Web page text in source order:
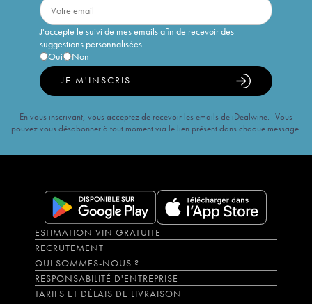
J'accepte le suivi de mes emails afin de recevoir des
suggestions personnalisées
Oui
Non
JE M'INSCRIS
En vous inscrivant, vous acceptez de recevoir les emails de iDealwine. Vous
pouvez vous désabonner à tout moment via le lien présent dans chaque message.
ESTIMATION VIN GRATUITE
RECRUTEMENT
QUI SOMMES-NOUS ?
RESPONSABILITÉ D'ENTREPRISE
TARIFS ET DÉLAIS DE LIVRAISON